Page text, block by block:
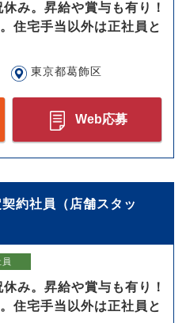
み。昇給や賞与も有り！
住宅手当以外は正社員と
東京都葛飾区
Web応募
約社員（店舗スタッ
み。昇給や賞与も有り！
住宅手当以外は正社員と